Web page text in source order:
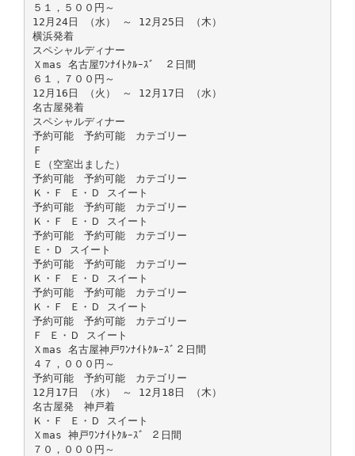
５１，５００円～
12月24日 （水） ～ 12月25日 （木）
横浜発着
スペシャルディナー
Ｘmas 名古屋ﾜﾝﾅｲﾄｸﾙｰｽﾞ ２日間
６１，７００円～
12月16日 （火） ～ 12月17日 （水）
名古屋発着
スペシャルディナー
予約可能 予約可能 カテゴリー
Ｆ
Ｅ（空室出ました）
予約可能 予約可能 カテゴリー
Ｋ・Ｆ Ｅ・Ｄ スイート
予約可能 予約可能 カテゴリー
Ｋ・Ｆ Ｅ・Ｄ スイート
予約可能 予約可能 カテゴリー
Ｅ・Ｄ スイート
予約可能 予約可能 カテゴリー
Ｋ・Ｆ Ｅ・Ｄ スイート
予約可能 予約可能 カテゴリー
Ｋ・Ｆ Ｅ・Ｄ スイート
予約可能 予約可能 カテゴリー
Ｆ Ｅ・Ｄ スイート
Ｘmas 名古屋神戸ﾜﾝﾅｲﾄｸﾙｰｽﾞ２日間
４７，０００円～
予約可能 予約可能 カテゴリー
12月17日 （水） ～ 12月18日 （木）
名古屋発 神戸着
Ｋ・Ｆ Ｅ・Ｄ スイート
Ｘmas 神戸ﾜﾝﾅｲﾄｸﾙｰｽﾞ ２日間
７０，０００円～